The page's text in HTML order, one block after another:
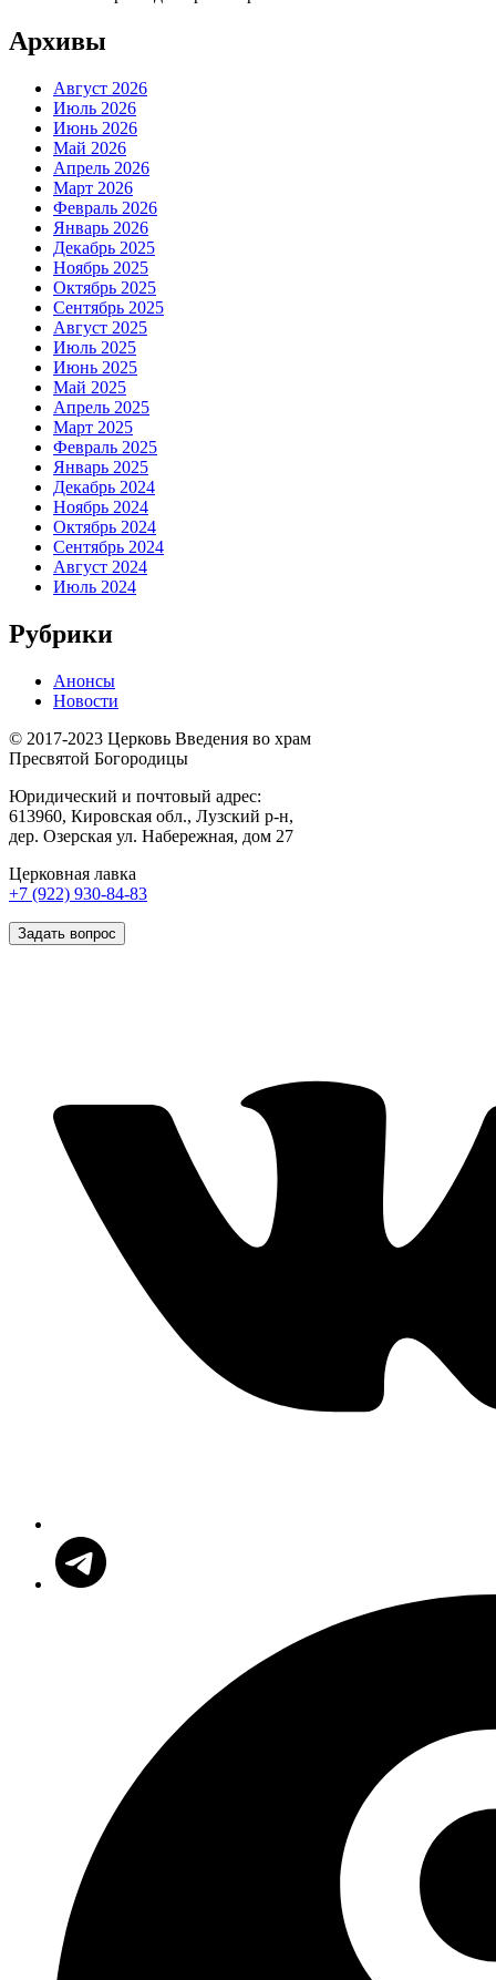
Архивы
Август 2026
Июль 2026
Июнь 2026
Май 2026
Апрель 2026
Март 2026
Февраль 2026
Январь 2026
Декабрь 2025
Ноябрь 2025
Октябрь 2025
Сентябрь 2025
Август 2025
Июль 2025
Июнь 2025
Май 2025
Апрель 2025
Март 2025
Февраль 2025
Январь 2025
Декабрь 2024
Ноябрь 2024
Октябрь 2024
Сентябрь 2024
Август 2024
Июль 2024
Рубрики
Анонсы
Новости
© 2017-2023 Церковь Введения во храм
Пресвятой Богородицы
Юридический и почтовый адрес:
613960, Кировская обл., Лузский р-н,
дер. Озерская ул. Набережная, дом 27
Церковная лавка
+7 (922) 930-84-83
Задать вопрос